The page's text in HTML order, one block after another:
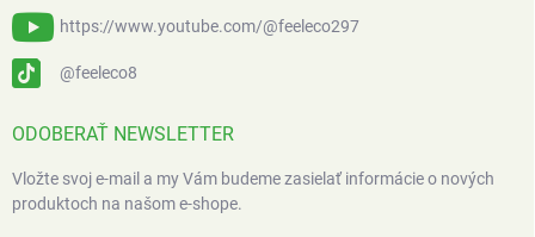
https://www.youtube.com/@feeleco297
@feeleco8
ODOBERAŤ NEWSLETTER
Vložte svoj e-mail a my Vám budeme zasielať informácie o nových
produktoch na našom e-shope.